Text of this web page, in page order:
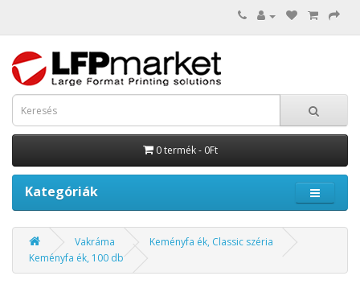
0 termék - 0Ft
Kategóriák
Vakráma
Keményfa ék, Classic széria
Keményfa ék, 100 db